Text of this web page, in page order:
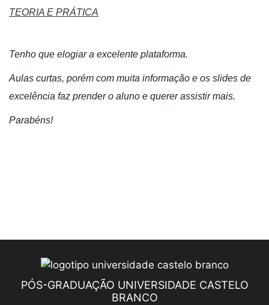
TEORIA E PRÁTICA
Tenho que elogiar a excelente plataforma.
Aulas curtas, porém com muita informação e os slides de
excelência faz prender o aluno e querer assistir mais.
Parabéns!
PÓS-GRADUAÇÃO UNIVERSIDADE CASTELO
BRANCO